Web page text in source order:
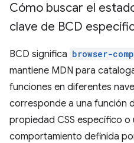
Cómo buscar el
clave de BCD
BCD significa browser-
mantiene MDN para
funciones en diferentes
corresponde a una función
propiedad CSS específico
comportamiento definida